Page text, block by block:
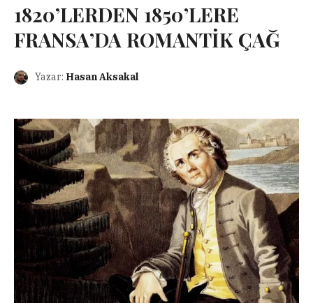
1820’LERDEN 1850’LERE
FRANSA’DA ROMANTİK ÇAĞ
Yazar: Hasan Aksakal